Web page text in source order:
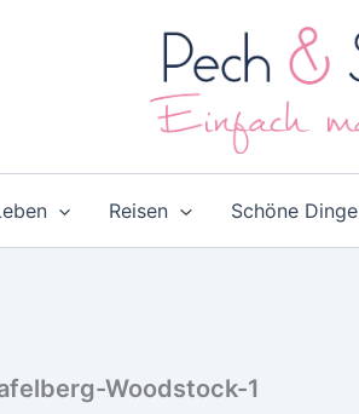
Reisen Schöne Dinge
Woodstock-1